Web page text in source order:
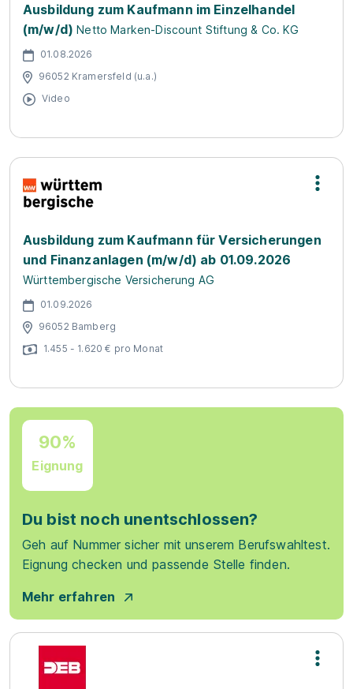
Ausbildung zum Kaufmann im Einzelhandel
(m/w/d) Netto Marken-Discount Stiftung & Co. KG
01.08.2026
96052 Kramersfeld (u.a.)
Video
Ausbildung zum Kaufmann für Versicherungen
und Finanzanlagen (m/w/d) ab 01.09.2026
Württembergische Versicherung AG
01.09.2026
96052 Bamberg
1.455 - 1.620 € pro Monat
90%
Eignung
Du bist noch unentschlossen?
Geh auf Nummer sicher mit unserem Berufswahltest.
Eignung checken und passende Stelle finden.
Mehr erfahren